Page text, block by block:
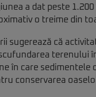
a dat peste
o treime din
sugerează că
terenului
în care
conservarea